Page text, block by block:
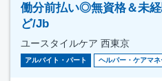
働分前払い◎無資格＆未
ど/Jb
ユースタイルケア 西東京
アルバイト・パート ヘルパー・ケアマ